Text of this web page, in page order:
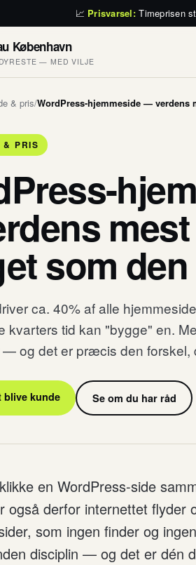
📈 Prisvarsel: Timeprisen
København
— MED VILJE
& pris/WordPress-hjemmeside — verdens
& PRIS
som
ca. 40% af alle
kvarters tid kan "bygge" en.
og det er præcis den forskel,
blive kunde Se om du har råd
en WordPress-side
også derfor internettet
som ingen finder og
disciplin — og det er dén